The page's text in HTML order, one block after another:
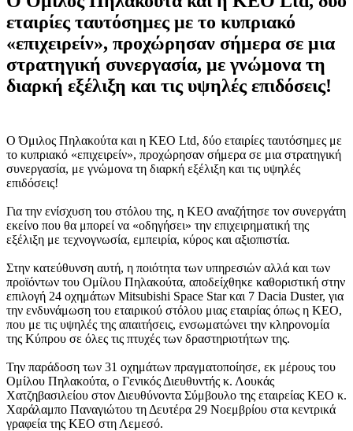
εταιρίες ταυτόσημες με το κυπριακό
«επιχειρείν», προχώρησαν σήμερα σε μια
στρατηγική συνεργασία, με γνώμονα τη
διαρκή εξέλιξη και τις υψηλές επιδόσεις!
O Όμιλος Πηλακούτα και η ΚΕΟ Ltd, δύο εταιρίες ταυτόσημες με
το κυπριακό «επιχειρείν», προχώρησαν σήμερα σε μια στρατηγική
συνεργασία, με γνώμονα τη διαρκή εξέλιξη και τις υψηλές
επιδόσεις!
Για την ενίσχυση του στόλου της, η ΚΕΟ αναζήτησε τον συνεργάτη
εκείνο που θα μπορεί να «οδηγήσει» την επιχειρηματική της
εξέλιξη με τεχνογνωσία, εμπειρία, κύρος και αξιοπιστία.
Στην κατεύθυνση αυτή, η ποιότητα των υπηρεσιών αλλά και των
προϊόντων του Ομίλου Πηλακούτα, αποδείχθηκε καθοριστική στην
επιλογή 24 οχημάτων Mitsubishi Space Star και 7 Dacia Duster, για
την ενδυνάμωση του εταιρικού στόλου μιας εταιρίας όπως η ΚΕΟ,
που με τις υψηλές της απαιτήσεις, ενσωματώνει την κληρονομία
της Κύπρου σε όλες τις πτυχές των δραστηριοτήτων της.
Την παράδοση των 31 οχημάτων πραγματοποίησε, εκ μέρους του
Ομίλου Πηλακούτα, ο Γενικός Διευθυντής κ. Λουκάς
Χατζηβασιλείου στον Διευθύνοντα Σύμβουλο της εταιρείας ΚΕΟ κ.
Χαράλαμπο Παναγιώτου τη Δευτέρα 29 Νοεμβρίου στα κεντρικά
γραφεία της ΚΕΟ στη Λεμεσό.